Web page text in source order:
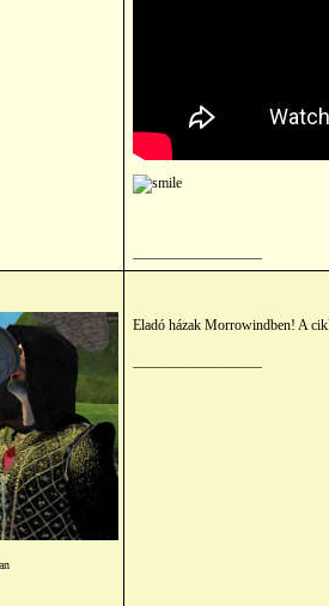
Eladó házak Morrowindben! A